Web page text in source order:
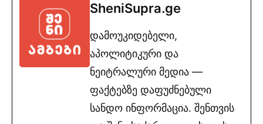
SheniSupra.ge
დამოუკიდებელი,
აპოლიტიკური და
ნეიტრალური მედია —
ფაქტებზე დაფუძნებული
სანდო ინფორმაცია. შენთვის